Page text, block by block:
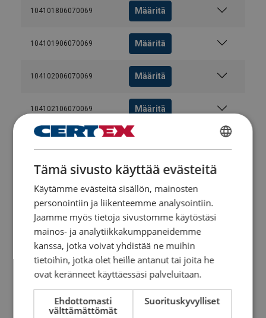
104101806070069 Määritä
104101906070069 Määritä
104102006070069 Määritä
104102106070069 Määritä
104102306070069 Määritä
104102406070069 Määritä
104102506070069 Määritä
104102606070069 Määritä
104102706070069 Määritä
FINNISH
ENGLISH TRANSLATION
Tämä sivusto käyttää evästeitä
Käytämme evästeitä sisällön, mainosten
personointiin ja liikenteemme analysointiin.
Jaamme myös tietoja sivustomme käytöstäsi
mainos- ja analytiikkakumppaneidemme
kanssa, jotka voivat yhdistää ne muihin
tietoihin, jotka olet heille antanut tai joita he
ovat keränneet käyttäessäsi palveluitaan.
Ehdottomasti
välttämättömät
Suorituskyvylliset